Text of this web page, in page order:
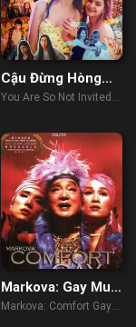
Cậu Đừng Hòng
Được Mời Đến Bat
You Are So Not Invited
(2023)
Markova: Gay Mua
Vui
Markova: Comfort Gay